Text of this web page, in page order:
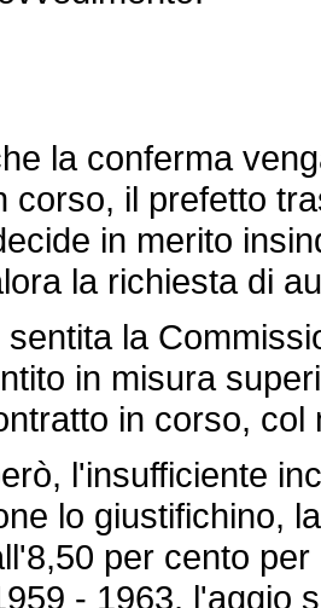
la conferma
corso, il prefetto
in merito
la richiesta di
la
in misura
in corso,
l'insufficiente
lo giustifichino,
per cento
- 1963, l'aggio